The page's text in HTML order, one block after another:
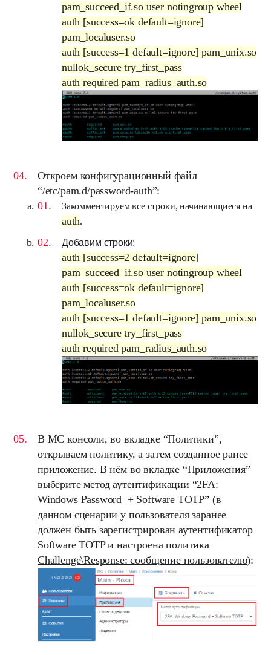
pam_succeed_if.so user notingroup wheel
auth [success=ok default=ignore]
pam_localuser.so
auth [success=1 default=ignore] pam_unix.so
nullok_secure try_first_pass
auth required pam_radius_auth.so
Откроем конфигурационный файл
“/etc/pam.d/password-auth”:
Закомментируем все строки, начинающиеся на
auth.
Добавим строки:
auth [success=2 default=ignore]
pam_succeed_if.so user notingroup wheel
auth [success=ok default=ignore]
pam_localuser.so
auth [success=1 default=ignore] pam_unix.so
nullok_secure try_first_pass
auth required pam_radius_auth.so
В MC консоли, во вкладке “Политики”,
открываем политику, а затем созданное ранее
приложение. В нём во вкладке “Приложения”
выберите метод аутентификации “2FA:
Windows Password + Software TOTP” (в
данном сценарии у пользователя заранее
должен быть зарегистрирован аутентификатор
Software TOTPи настроена политика
Challenge\Response: сообщение пользователю):